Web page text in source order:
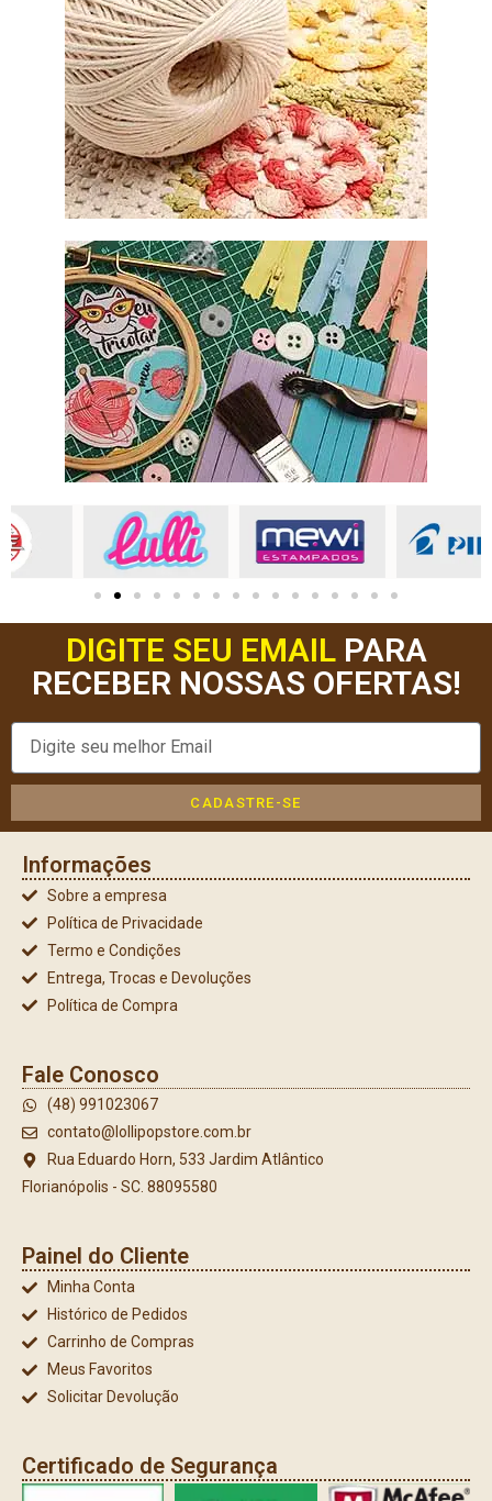
DIGITE SEU EMAILPARA
RECEBER NOSSAS OFERTAS!
CADASTRE-SE
Informações
Sobre a empresa
Política de Privacidade
Termo e Condições
Entrega, Trocas e Devoluções
Política de Compra
Fale Conosco
(48) 991023067
contato@lollipopstore.com.br
Rua Eduardo Horn, 533 Jardim Atlântico
Florianópolis - SC. 88095580
Painel do Cliente
Minha Conta
Histórico de Pedidos
Carrinho de Compras
Meus Favoritos
Solicitar Devolução
Certificado de Segurança